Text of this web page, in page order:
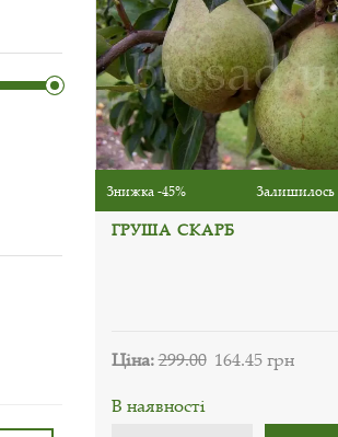
Знижка -45% Залишилось
ГРУША СКАРБ
Ціна:299.00 164.45 грн
В наявності